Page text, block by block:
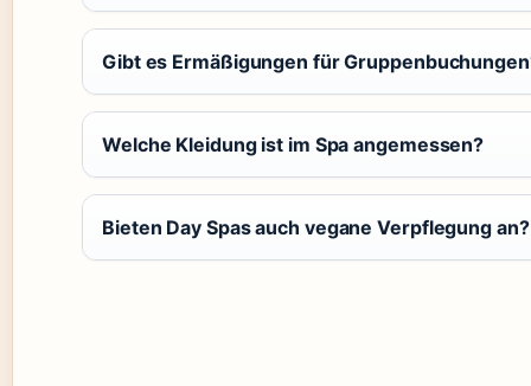
Gibt es Ermäßigungen für
Welche Kleidung ist im Spa angemessen?
Bieten Day Spas auch vegane Verpflegung an?